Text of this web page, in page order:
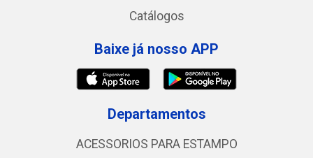
Catálogos
Baixe já nosso APP
Departamentos
ACESSORIOS PARA ESTAMPO